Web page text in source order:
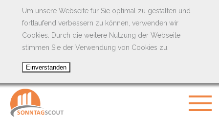
Um unsere Webseite für Sie optimal zu gestalten und
fortlaufend verbessern zu können, verwenden wir
Cookies. Durch die weitere Nutzung der Webseite
stimmen Sie der Verwendung von Cookies zu.